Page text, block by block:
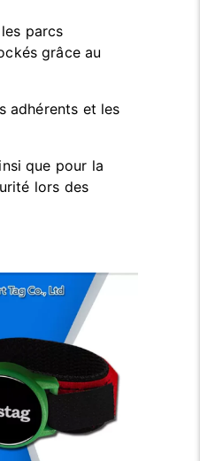
parcs
grâce au
adhérents et les
que pour la
lors des